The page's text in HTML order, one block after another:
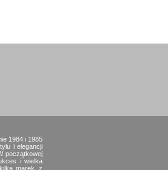
1984 i 1985
i elegancji
początkowej
i wielka
marek, z